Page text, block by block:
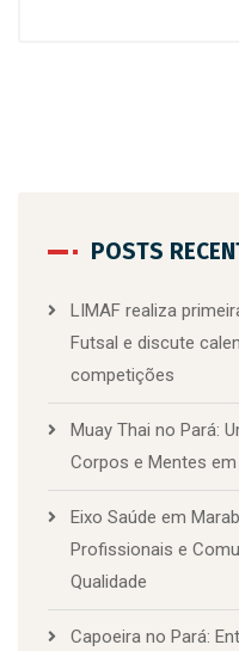
POSTS
LIMAF realiza
Futsal e discute
competições
Muay Thai no Pará:
Corpos e Mentes
Eixo Saúde em
Profissionais e
Qualidade
Capoeira no Pará: